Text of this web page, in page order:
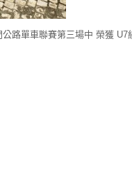
單車聯賽第三場中 榮獲 U7